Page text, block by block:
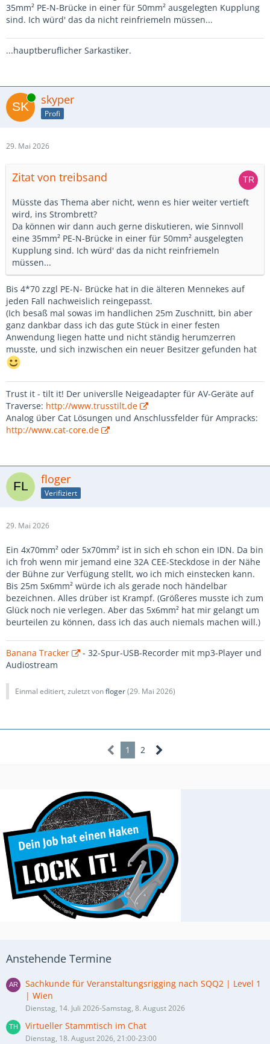
35mm² PE-N-Brücke in einer für 50mm² ausgelegten Kupplung
sind. Ich würd' das da nicht reinfriemeln müssen...
...hauptberuflicher Sarkastiker.
Online skyper
Profi
29. Mai 2026
Zitat von treibsand
Müsste das Thema aber nicht, wenn es hier weiter vertieft
wird, ins Strombrett?
Da können wir dann auch gerne diskutieren, wie Sinnvoll
eine 35mm² PE-N-Brücke in einer für 50mm² ausgelegten
Kupplung sind. Ich würd' das da nicht reinfriemeln
müssen...
Bis 4*70 zzgl PE-N- Brücke hat in die älteren Mennekes auf
jeden Fall nachweislich reingepasst.
(Ich besaß mal sowas im handlichen 25m Zuschnitt, bin aber
ganz dankbar dass ich das gute Stück in einer festen
Anwendung liegen hatte und nicht ständig herumzerren
musste, und sich inzwischen ein neuer Besitzer gefunden hat
Trust it - tilt it! Der universlle Neigeadapter für AV-Geräte auf
Traverse: http://www.trusstilt.de
Analog über Cat Lösungen und Anschlussfelder für Ampracks:
http://www.cat-core.de
floger
Verifiziert
29. Mai 2026
Ein 4x70mm² oder 5x70mm² ist in sich eh schon ein IDN. Da bin
ich froh wenn mir jemand eine 32A CEE-Steckdose in der Nähe
der Bühne zur Verfügung stellt, wo ich mich einstecken kann.
Bis 25m 5x6mm² würde ich als gerade noch händelbar
bezeichnen. Alles drüber ist Krampf. (Größeres musste ich zum
Glück noch nie verlegen. Aber das 5x6mm² hat mir gelangt um
beurteilen zu können, dass ich das auch niemals machen will.)
Banana Tracker
- 32-Spur-USB-Recorder mit mp3-Player und
Audiostream
Einmal editiert, zuletzt vonfloger(29. Mai 2026)
1 2
Anstehende Termine
Sachkunde für Veranstaltungsrigging nach SQQ2 | Level 1
| Wien
Dienstag, 14. Juli 2026-Samstag, 8. August 2026
Virtueller Stammtisch im Chat
Dienstag, 18. August 2026, 21:00-23:00